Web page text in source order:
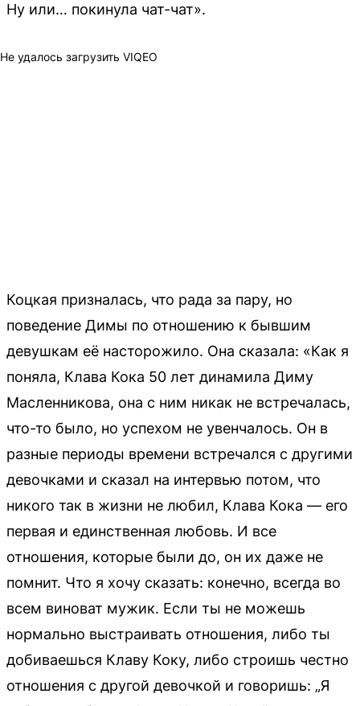
Ну или… покинула чат-чат».
Не удалось загрузить VIQEO
Коцкая призналась, что рада за пару, но
поведение Димы по отношению к бывшим
девушкам её насторожило. Она сказала: «Как я
поняла, Клава Кока 50 лет динамила Диму
Масленникова, она с ним никак не встречалась,
что-то было, но успехом не увенчалось. Он в
разные периоды времени встречался с другими
девочками и сказал на интервью потом, что
никого так в жизни не любил, Клава Кока — его
первая и единственная любовь. И все
отношения, которые были до, он их даже не
помнит. Что я хочу сказать: конечно, всегда во
всем виноват мужик. Если ты не можешь
нормально выстраивать отношения, либо ты
добиваешься Клаву Коку, либо строишь честно
отношения с другой девочкой и говоришь: „Я